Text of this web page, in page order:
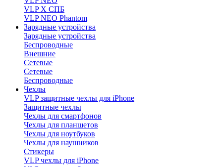
VLP X СПБ
VLP NEO Phantom
Зарядные устройства
Зарядные устройства
Беспроводные
Внешние
Сетевые
Сетевые
Беспроводные
Чехлы
VLP защитные чехлы для iPhone
Защитные чехлы
Чехлы для смартфонов
Чехлы для планшетов
Чехлы для ноутбуков
Чехлы для наушников
Стикеры
VLP чехлы для iPhone